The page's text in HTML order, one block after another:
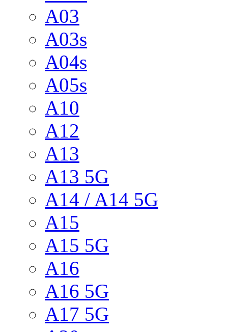
A03
A03s
A04s
A05s
A10
A12
A13
A13 5G
A14 / A14 5G
A15
A15 5G
A16
A16 5G
A17 5G